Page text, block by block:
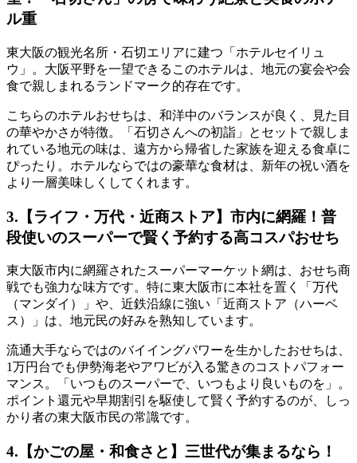
ル重
東大阪の観光名所・石切エリアに建つ「ホテルセイリュ
ウ」。大阪平野を一望できるこのホテルは、地元の宴会や会
食で親しまれるランドマーク的存在です。
こちらのホテルおせちは、和洋中のバランスが良く、見た目
の華やかさが特徴。
「石切さんへの初詣」とセットで親しま
れている地元の味は、遠方から帰省した家族を迎える食卓に
ぴったり。ホテルならではの豪華な食材は、新年の祝い酒を
より一層美味しくしてくれます。
3.【ライフ・万代・近商ストア】市内に網羅！普
段使いのスーパーで賢く予約する高コスパおせち
東大阪市内に網羅されたスーパーマーケット網は、おせち商
戦でも強力な味方です。特に東大阪市に本社を置く「万代
（マンダイ）」や、近鉄沿線に強い「近商ストア（ハーベ
ス）」は、地元民の好みを熟知しています。
流通大手ならではのバイイングパワーを生かしたおせちは、
1万円台でも伊勢海老やアワビが入る驚きのコストパフォー
マンス。「いつものスーパーで、いつもより良いものを」。
ポイント還元や早期割引を駆使して賢く予約するのが、しっ
かり者の東大阪市民の常識です。
4.【かごの屋・和食さと】三世代が集まるなら！